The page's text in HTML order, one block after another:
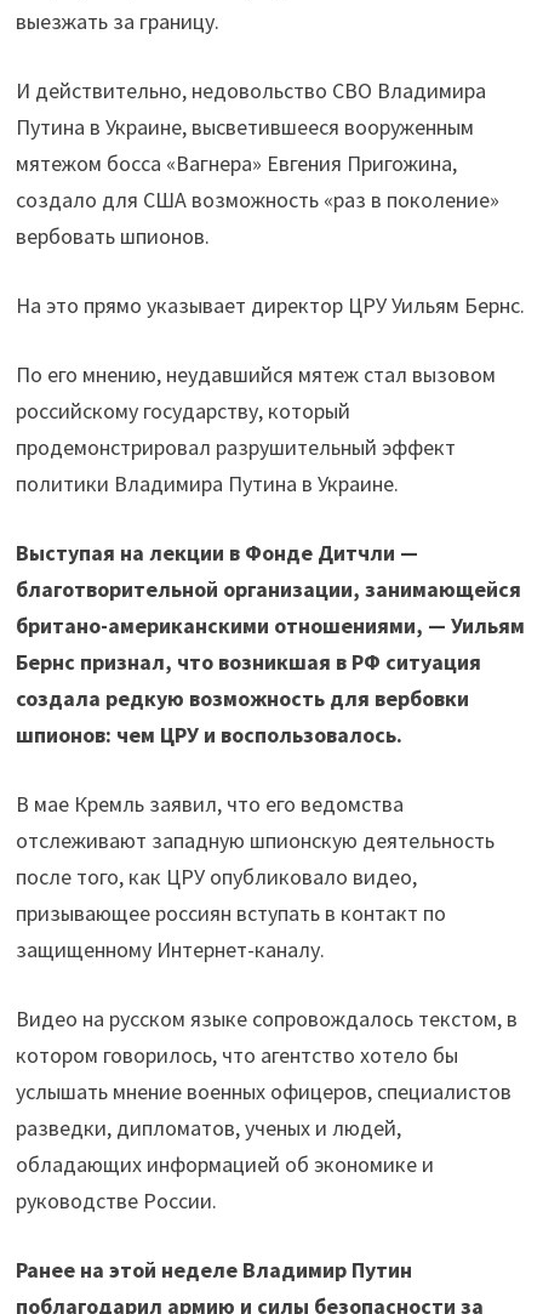
выезжать за границу.
И действительно, недовольство СВО Владимира
Путина в Украине, высветившееся вооруженным
мятежом босса «Вагнера» Евгения Пригожина,
создало для США возможность «раз в поколение»
вербовать шпионов.
На это прямо указывает директор ЦРУ Уильям Бернс.
По его мнению, неудавшийся мятеж стал вызовом
российскому государству, который
продемонстрировал разрушительный эффект
политики Владимира Путина в Украине.
Выступая на лекции в Фонде Дитчли —
благотворительной организации, занимающейся
британо-американскими отношениями, — Уильям
Бернс признал, что возникшая в РФ ситуация
создала редкую возможность для вербовки
шпионов: чем ЦРУ и воспользовалось.
В мае Кремль заявил, что его ведомства
отслеживают западную шпионскую деятельность
после того, как ЦРУ опубликовало видео,
призывающее россиян вступать в контакт по
защищенному Интернет-каналу.
Видео на русском языке сопровождалось текстом, в
котором говорилось, что агентство хотело бы
услышать мнение военных офицеров, специалистов
разведки, дипломатов, ученых и людей,
обладающих информацией об экономике и
руководстве России.
Ранее на этой неделе Владимир Путин
поблагодарил армию и силы безопасности за